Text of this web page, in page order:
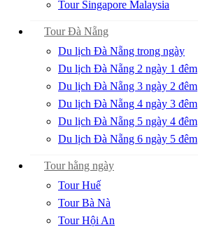
Tour Singapore Malaysia
Tour Đà Nẵng
Du lịch Đà Nẵng trong ngày
Du lịch Đà Nẵng 2 ngày 1 đêm
Du lịch Đà Nẵng 3 ngày 2 đêm
Du lịch Đà Nẵng 4 ngày 3 đêm
Du lịch Đà Nẵng 5 ngày 4 đêm
Du lịch Đà Nẵng 6 ngày 5 đêm
Tour hằng ngày
Tour Huế
Tour Bà Nà
Tour Hội An